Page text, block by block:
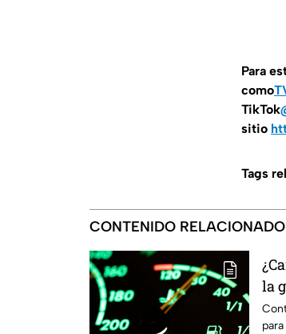
Para
como
TikTok
sitio
Tags
CONTENIDO RELACIONADO
la